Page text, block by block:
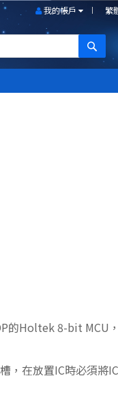
繁
我的帳戶
的Holtek 8-bit MCU
，在放置IC時必須將